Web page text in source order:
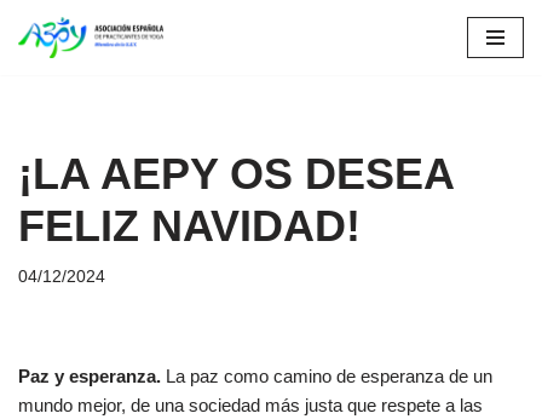
Saltar
¡LA AEPY OS DESEA
FELIZ NAVIDAD!
04/12/2024
Paz y esperanza. La paz como camino de esperanza de un
mundo mejor, de una sociedad más justa que respete a las